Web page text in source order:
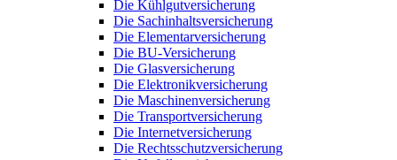
Die Kühlgutversicherung
Die Sachinhaltsversicherung
Die Elementarversicherung
Die BU-Versicherung
Die Glasversicherung
Die Elektronikversicherung
Die Maschinenversicherung
Die Transportversicherung
Die Internetversicherung
Die Rechtsschutzversicherung